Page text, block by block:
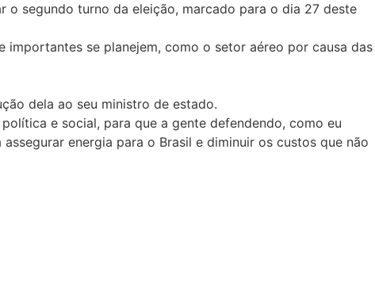
o segundo turno da eleição, marcado para o dia 27 deste
se planejem, como o setor aéreo por causa das
dela ao seu ministro de estado.
e social, para que a gente defendendo, como eu
energia para o Brasil e diminuir os custos que não